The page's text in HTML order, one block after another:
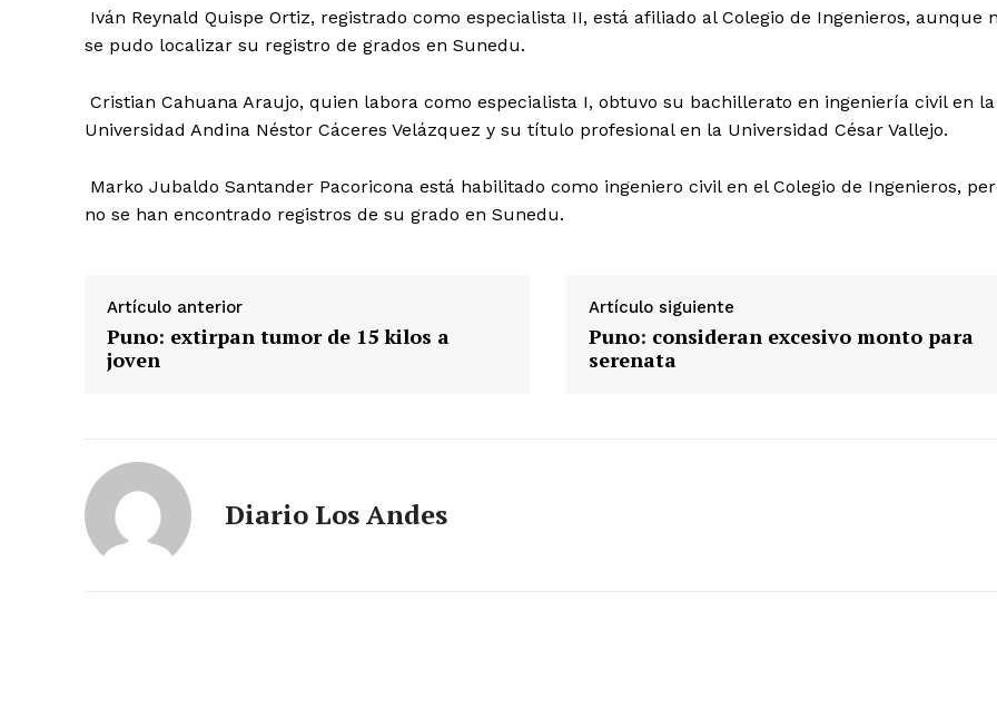
Iván Reynald Quispe Ortiz, registrado como especialista II, está afiliado al Colegio de Ingenieros, aunque
se pudo localizar su registro de grados en Sunedu.
Cristian Cahuana Araujo, quien labora como especialista I, obtuvo su bachillerato en ingeniería civil en la
Universidad Andina Néstor Cáceres Velázquez y su título profesional en la Universidad César Vallejo.
Marko Jubaldo Santander Pacoricona está habilitado como ingeniero civil en el Colegio de Ingenieros,
no se han encontrado registros de su grado en Sunedu.
Artículo anterior
Puno: extirpan tumor de 15 kilos a
joven
Artículo siguiente
Puno: consideran excesivo monto para
serenata
Diario Los Andes